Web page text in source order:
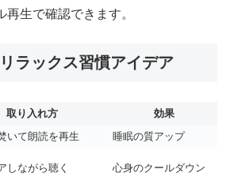
生で確認できます。
ラックス習慣アイデア
取り入れ方
効果
いて朗読を再生
睡眠の質アップ
しながら聴く 心身のクールダウン